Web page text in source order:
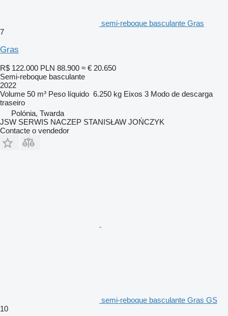
semi-reboque basculante Gras
7
Gras
R$ 122.000 PLN 88.900 ≈ € 20.650
Semi-reboque basculante
2022
Volume 50 m³ Peso líquido 6.250 kg Eixos 3 Modo de descarga
traseiro
Polónia, Twarda
JSW SERWIS NACZEP STANISŁAW JOŃCZYK
Contacte o vendedor
semi-reboque basculante Gras GS
10